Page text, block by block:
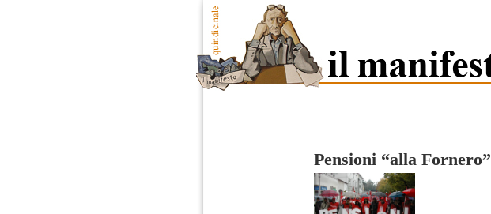
Pensioni “alla Fornero”